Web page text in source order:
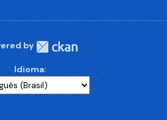
by
Idioma